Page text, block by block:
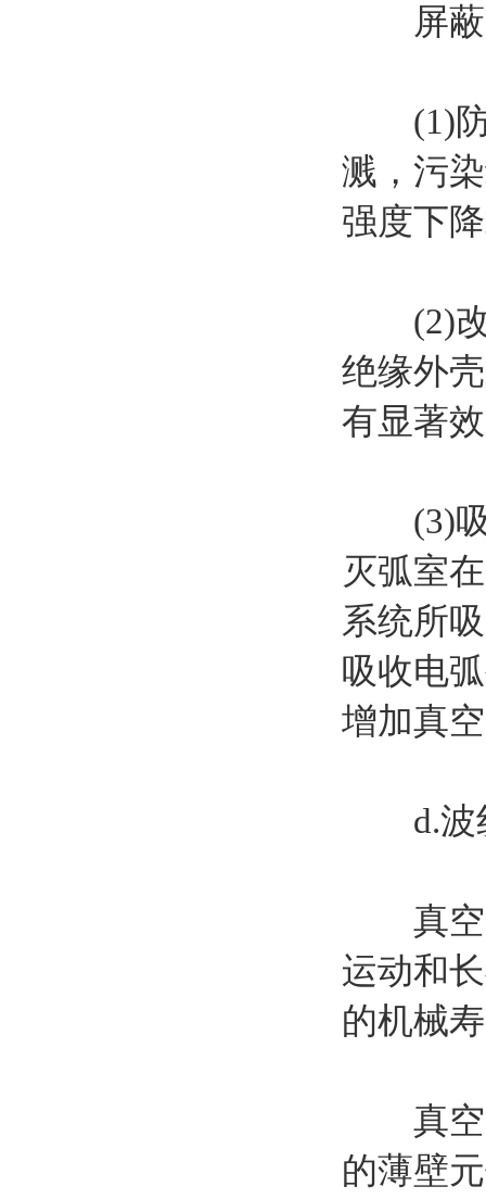
屏蔽
(1)防
溅，污
强度下
(2)改
绝缘外
有显著
(3)吸
灭弧室
系统所
吸收电
增加真
d.波
真空灭
运动和
的机械
真空灭
的薄壁